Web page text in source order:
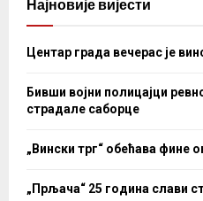
Најновије вијести
Центар града вечерас је
Бивши војни полицајци
страдале саборце
„Вински трг“ обећава фине
„Прљача“ 25 година слави